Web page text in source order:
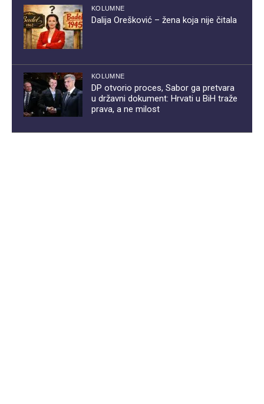
KOLUMNE
Dalija Orešković – žena koja nije čitala
KOLUMNE
DP otvorio proces, Sabor ga pretvara
u državni dokument: Hrvati u BiH traže
prava, a ne milost